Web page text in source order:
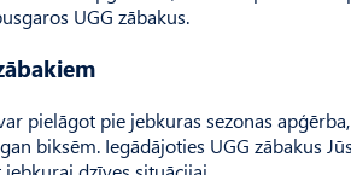
UGG zābakus.
pielāgot pie jebkuras sezonas
biksēm. Iegādājoties UGG zābakus